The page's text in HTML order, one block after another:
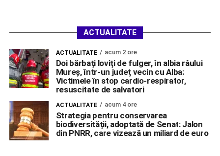
ACTUALITATE
ACTUALITATE acum 2 ore
Doi bărbați loviți de fulger, în albia râului
Mureș, într-un județ vecin cu Alba:
Victimele în stop cardio-respirator,
resuscitate de salvatori
ACTUALITATE acum 4 ore
Strategia pentru conservarea
biodiversității, adoptată de Senat: Jalon
din PNRR, care vizează un miliard de euro